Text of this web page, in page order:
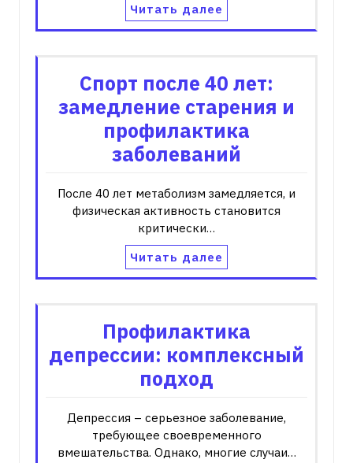
Читать далее
Спорт после 40 лет:
замедление старения и
профилактика
заболеваний
После 40 лет метаболизм замедляется‚ и
физическая активность становится
критически…
Читать далее
Профилактика
депрессии: комплексный
подход
Депрессия – серьезное заболевание,
требующее своевременного
вмешательства. Однако, многие случаи…